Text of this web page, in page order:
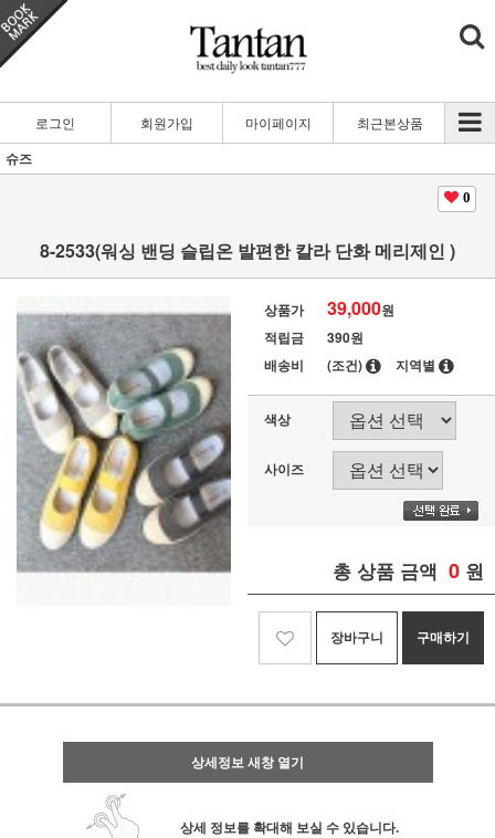
로그인 회원가입 마이페이지 최근본상품
슈즈
0
8-2533(워싱 밴딩 슬립온 발편한 칼라 단화 메리제인 )
상품가 39,000원
적립금
390원
배송비
(조건) 지역별
색상
사이즈
총 상품 금액 0 원
장바구니 구매하기
상세정보 새창 열기
상세 정보를 확대해 보실 수 있습니다.